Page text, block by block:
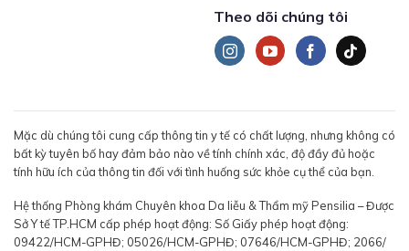
Theo dõi chúng tôi
Mặc dù chúng tôi cung cấp thông tin y tế có chất lượng, nhưng không có
bất kỳ tuyên bố hay đảm bảo nào về tính chính xác, độ đầy đủ hoặc
tính hữu ích của thông tin đối với tình huống sức khỏe cụ thể của bạn.
Hệ thống Phòng khám Chuyên khoa Da liễu & Thẩm mỹ Pensilia – Được
Sở Y tế TP.HCM cấp phép hoạt động: Số Giấy phép hoạt động:
09422/HCM-GPHĐ; 05026/HCM-GPHĐ; 07646/HCM-GPHĐ; 2066/